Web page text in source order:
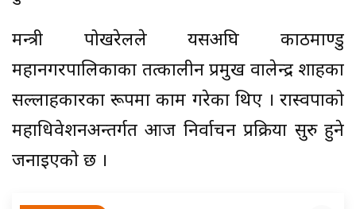
मन्त्री पोखरेलले यसअघि काठमाण्डु
महानगरपालिकाका तत्कालीन प्रमुख वालेन्द्र शाहका
सल्लाहकारका रूपमा काम गरेका थिए । रास्वपाको
महाधिवेशनअन्तर्गत आज निर्वाचन प्रक्रिया सुरु हुने
जनाइएको छ ।